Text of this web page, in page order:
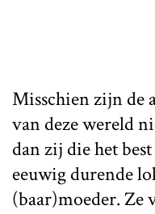
Misschien zijn de
van deze wereld
dan zij die het
eeuwig durende
(baar)moeder. Ze